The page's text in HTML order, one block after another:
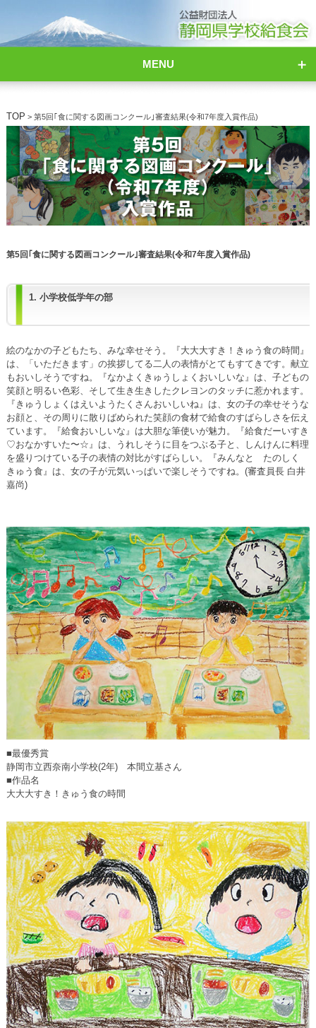
MENU
TOP > 第5回｢食に関する図画コンクール｣審査結果(令和7年度入賞作品)
第5回｢食に関する図画コンクール｣審査結果(令和7年度入賞作品)
1. 小学校低学年の部
絵のなかの子どもたち、みな幸せそう。『大大大すき！きゅう食の時間』
は、「いただきます」の挨拶してる二人の表情がとてもすてきです。献立
もおいしそうですね。『なかよくきゅうしょくおいしいな』は、子どもの
笑顔と明るい色彩、そして生き生きしたクレヨンのタッチに惹かれます。
『きゅうしょくはえいようたくさんおいしいね』は、女の子の幸せそうな
お顔と、その周りに散りばめられた笑顔の食材で給食のすばらしさを伝え
ています。『給食おいしいな』は大胆な筆使いが魅力。『給食だーいすき
♡おなかすいた〜☆』は、うれしそうに目をつぶる子と、しんけんに料理
を盛りつけている子の表情の対比がすばらしい。『みんなと たのしく
きゅう食』は、女の子が元気いっぱいで楽しそうですね。(審査員長 白井
嘉尚)
■最優秀賞
静岡市立西奈南小学校(2年) 本間立基さん
■作品名
大大大すき！きゅう食の時間